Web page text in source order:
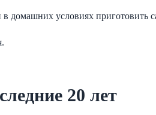
домашних условиях приготовить
20 лет